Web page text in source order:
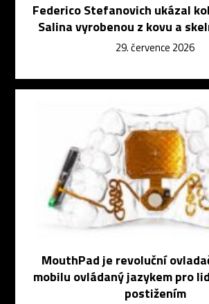
Federico Stefanovich ukázal
Salina vyrobenou z kovu a
29. července 2026
MouthPad je revoluční
mobilu ovládaný jazykem pro
postižením